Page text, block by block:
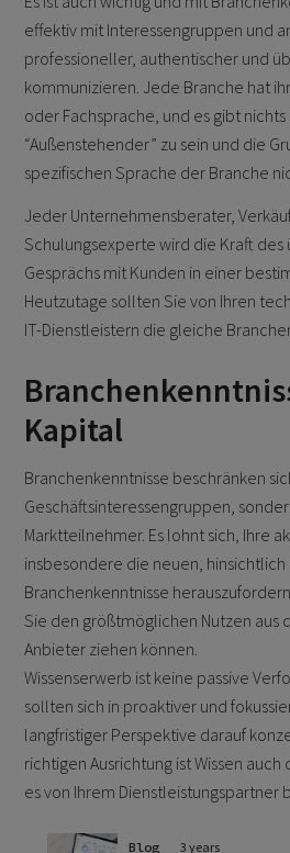
effektiv mit Interessengruppen und
professioneller, authentischer und
kommunizieren. Jede Branche hat
oder Fachsprache, und es gibt
“Außenstehender” zu sein und die
spezifischen Sprache der Branche
Jeder Unternehmensberater,
Schulungsexperte wird die Kraft
Gesprächs mit Kunden in einer
Heutzutage sollten Sie von Ihren
IT-Dienstleistern die gleiche
Kapital
Branchenkenntnisse beschränken
Geschäftsinteressengruppen,
Marktteilnehmer. Es lohnt sich, Ihre
insbesondere die neuen, hinsichtlich
Branchenkenntnisse
Sie den größtmöglichen Nutzen aus
Anbieter ziehen können.
Wissenserwerb ist keine passive
sollten sich in proaktiver und
langfristiger Perspektive darauf
richtigen Ausrichtung ist Wissen
es von Ihrem Dienstleistungspartner
Blog 3 years